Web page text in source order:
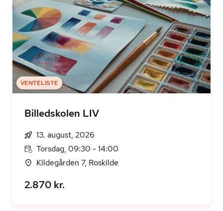
VENTELISTE
Billedskolen LIV
13. august, 2026
Torsdag, 09:30 - 14:00
Kildegården 7, Roskilde
2.870 kr.